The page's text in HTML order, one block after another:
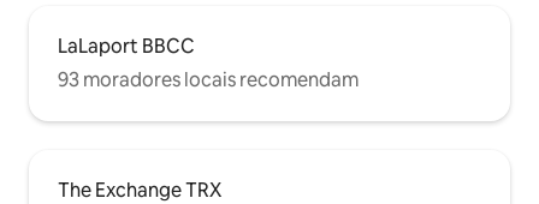
LaLaport BBCC
93 moradores locais recomendam
The Exchange TRX